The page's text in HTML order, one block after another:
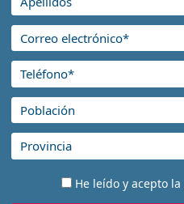
He leído y acepto la